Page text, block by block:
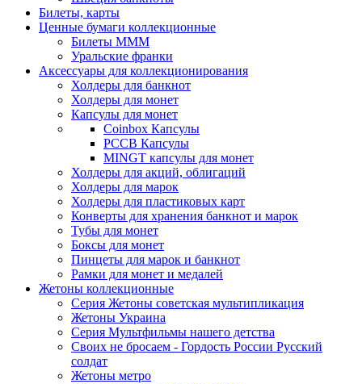
Билеты, карты
Ценные бумаги коллекционные
Билеты МММ
Уральские франки
Аксессуары для коллекционирования
Холдеры для банкнот
Холдеры для монет
Капсулы для монет
Coinbox Капсулы
РССВ Капсулы
MINGT капсулы для монет
Холдеры для акций, облигаций
Холдеры для марок
Холдеры для пластиковых карт
Конверты для хранения банкнот и марок
Тубы для монет
Боксы для монет
Пинцеты для марок и банкнот
Рамки для монет и медалей
Жетоны коллекционные
Серия Жетоны советская мультипликация
Жетоны Украина
Серия Мультфильмы нашего детства
Своих не бросаем - Гордость России Русский
солдат
Жетоны метро